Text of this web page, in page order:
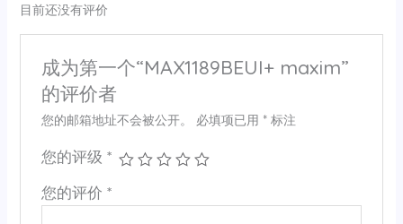
目前还没有评价
成为第一个“MAX1189BEUI+ maxim”
的评价者
您的邮箱地址不会被公开。 必填项已用 *标注
您的评级 *
您的评价 *